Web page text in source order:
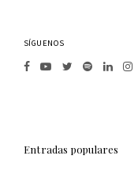
SÍGUENOS
Entradas populares